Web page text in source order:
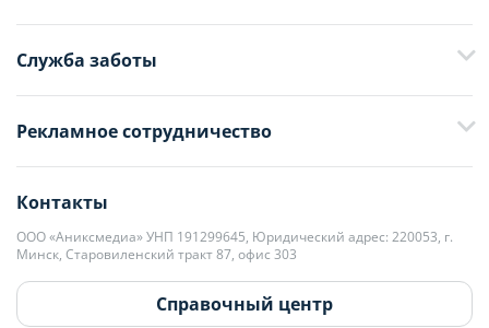
Служба заботы
+375 29 376-13-70
+375 33 376-13-70
editor@domovita.by
Мы принимаем звонки и отвечаем на письма в будние дни с 9:00 до
18:00.
Рекламное сотрудничество
+375 29 563-15-61 Кристина Филюта
kb@domovita.by
+375 29 179-11-28 Владислав Гладченко
vg@domovita.by
Контакты
ООО «Аниксмедиа» УНП 191299645, Юридический адрес: 220053, г.
Минск, Старовиленский тракт 87, офис 303
Справочный центр